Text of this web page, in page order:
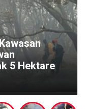
5 Hektare